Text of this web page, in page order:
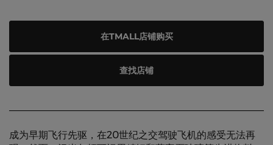
在TMALL店铺购买
查找店铺
成为早期飞行先驱，在20世纪之交驾驶飞机的感受无法再